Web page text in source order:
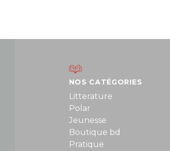
NOS CATÉGORIES
Litterature
Polar
Jeunesse
Boutique bd
Pratique